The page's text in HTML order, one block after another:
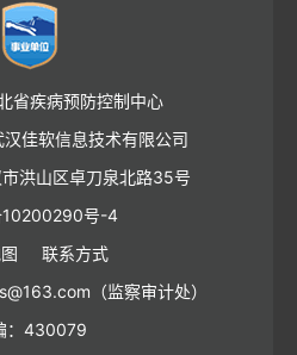
省疾病预防控制中心
佳软信息技术有限公司
洪山区卓刀泉北路35号
10200290号-4
联系方式
（监察审计处）
：430079